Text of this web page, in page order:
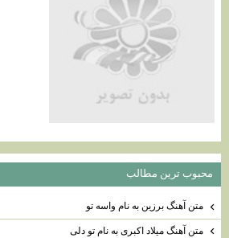
محبوب ترين مطالب
متن آهنگ برزين به نام واسه تو
متن آهنگ میلاد اکبری به نام تو دلی